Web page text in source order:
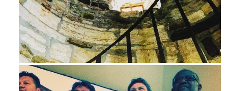
Avg 3